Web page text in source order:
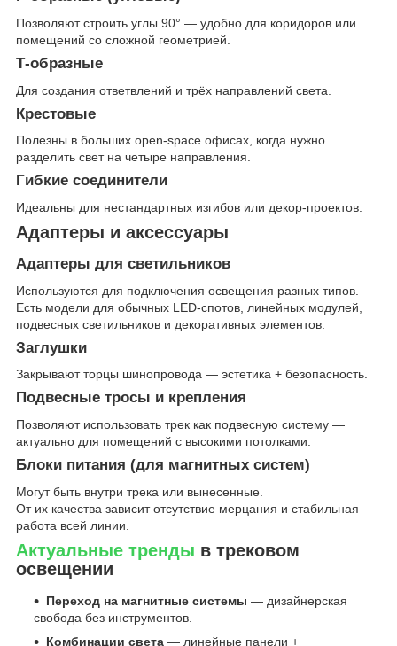
Позволяют строить углы 90° — удобно для коридоров или
помещений со сложной геометрией.
Т-образные
Для создания ответвлений и трёх направлений света.
Крестовые
Полезны в больших open-space офисах, когда нужно
разделить свет на четыре направления.
Гибкие соединители
Идеальны для нестандартных изгибов или декор-проектов.
Адаптеры и аксессуары
Адаптеры для светильников
Используются для подключения освещения разных типов.
Есть модели для обычных LED-спотов, линейных модулей,
подвесных светильников и декоративных элементов.
Заглушки
Закрывают торцы шинопровода — эстетика + безопасность.
Подвесные тросы и крепления
Позволяют использовать трек как подвесную систему —
актуально для помещений с высокими потолками.
Блоки питания (для магнитных систем)
Могут быть внутри трека или вынесенные.
От их качества зависит отсутствие мерцания и стабильная
работа всей линии.
Актуальные тренды в трековом
освещении
Переход на магнитные системы — дизайнерская
свобода без инструментов.
Комбинации света — линейные панели +